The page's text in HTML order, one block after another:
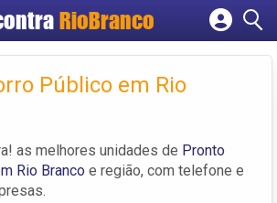
RioBranco
Cadastrar empresa
Criar conta
Público em Rio
as melhores unidades de Pronto
Rio Branco e região, com telefone e